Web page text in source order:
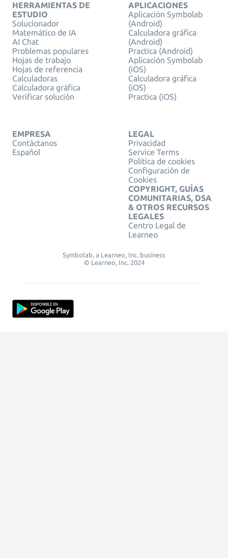
HERRAMIENTAS DE
ESTUDIO
Solucionador
Matemático de IA
AI Chat
Problemas populares
Hojas de trabajo
Hojas de referencia
Calculadoras
Calculadora gráfica
Verificar solución
APLICACIONES
Aplicación Symbolab
(Android)
Calculadora gráfica
(Android)
Practica (Android)
Aplicación Symbolab
(iOS)
Calculadora gráfica
(iOS)
Practica (iOS)
EMPRESA
Contáctanos
Español
LEGAL
Privacidad
Service Terms
Política de cookies
Configuración de
Cookies
COPYRIGHT, GUÍAS
COMUNITARIAS, DSA
& OTROS RECURSOS
LEGALES
Centro Legal de
Learneo
Symbolab, a Learneo, Inc. business
© Learneo, Inc. 2024